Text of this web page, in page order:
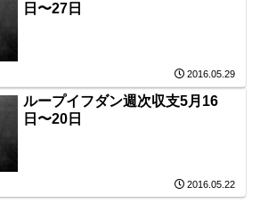
日〜27日
2016.05.29
ループイフダン週次収支5月16
日〜20日
2016.05.22